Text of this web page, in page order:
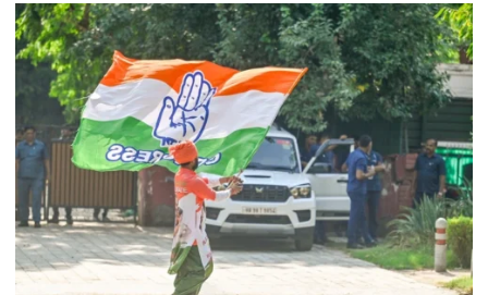
सभी
8
सांसद,
डीलिमिटेशन
बिल
के
बीच
बढ़ी
सियासी
अटकलें
जयंत
चौधरी
को
बड़ा
झटका,
प्रदेश
अध्यक्ष
रामाशीष
राय
ने